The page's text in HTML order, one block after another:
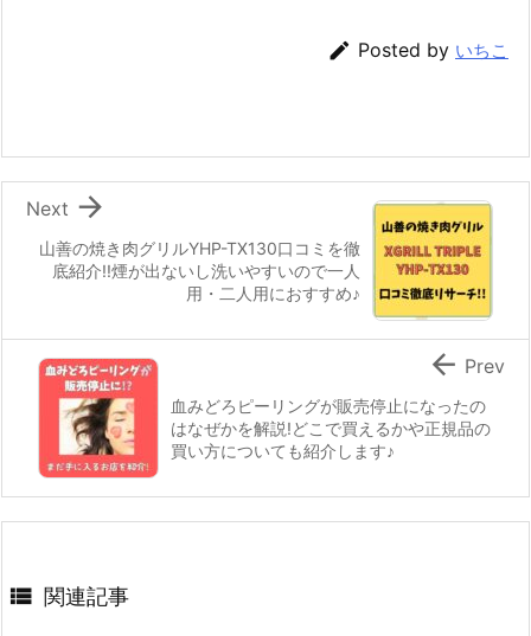
 Posted by いちこ
山善の焼き肉グリルYHP-TX130口コミを徹
底紹介!!煙が出ないし洗いやすいので一人
用・二人用におすすめ♪

Next
血みどろピーリングが販売停止になったの
はなぜかを解説!どこで買えるかや正規品の
買い方についても紹介します♪
 Prev
 関連記事